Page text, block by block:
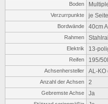
Boden
Verzurrpunkte je
Bordwände 40cm
Rahmen
Elektrik 13-
Reifen 195/
Achsenhersteller AL-KO
Anzahl der Achsen 2
Gebremste Achse Ja